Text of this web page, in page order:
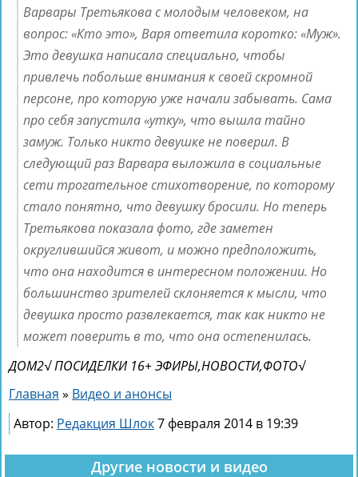
Варвары Третьякова с молодым человеком, на
вопрос: «Кто это», Варя ответила коротко: «Муж».
Это девушка написала специально, чтобы
привлечь побольше внимания к своей скромной
персоне, про которую уже начали забывать. Сама
про себя запустила «утку», что вышла тайно
замуж. Только никто девушке не поверил. В
следующий раз Варвара выложила в социальные
сети трогательное стихотворение, по которому
стало понятно, что девушку бросили. Но теперь
Третьякова показала фото, где заметен
округлившийся живот, и можно предположить,
что она находится в интересном положении. Но
большинство зрителей склоняется к мысли, что
девушка просто развлекается, так как никто не
может поверить в то, что она остепенилась.
ДОМ2√ ПОСИДЕЛКИ 16+ ЭФИРЫ,НОВОСТИ,ФОТО√
Главная » Видео и анонсы
Автор: Редакция Шлок7 февраля 2014 в 19:39
Другие новости и видео